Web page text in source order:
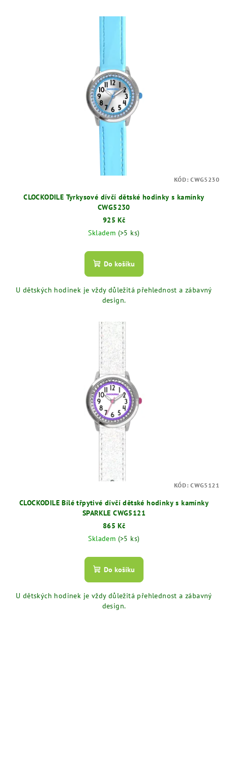
CLOCKODILE Tyrkysové dívčí dětské hodinky s kamínky
CWG5230
925 Kč
Skladem (>5 ks)
Do košíku
U dětských hodinek je vždy důležitá přehlednost a zábavný
design.
KÓD:CWG5230
CLOCKODILE Bílé třpytivé dívčí dětské hodinky s kamínky
SPARKLE CWG5121
865 Kč
Skladem (>5 ks)
Do košíku
U dětských hodinek je vždy důležitá přehlednost a zábavný
design.
KÓD:CWG5121